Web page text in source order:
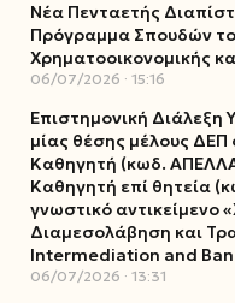
Νέα Πενταετής
Πρόγραμμα Σπουδών
Χρηματοοικονομικής
06/07/2026 15:16
Επιστημονική
μίας θέσης μέλους
Καθηγητή (κωδ.
Καθηγητή επί θητεία
γνωστικό αντικείμενο
Διαμεσολάβηση και
Intermediation and
06/07/2026 13:31